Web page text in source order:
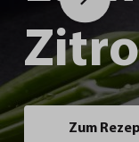
Zum